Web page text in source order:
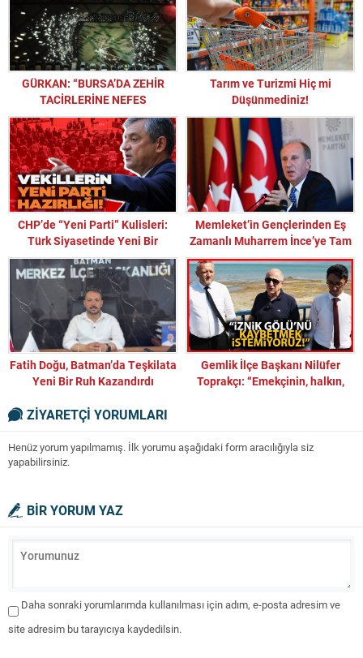
GÜRKAN: “BURSA’DA ZEHİR
TACİRLERİNE NEFES
ALDIRILMIYOR”
Tarım ve Turizmi Hiç mi
Düşünmediniz!
CHP’de “Yeni Parti” Kulisleri:
Türk Siyasetinde Yeni Bir
Ayrışma mı, Eski Bir Senaryo
mu?
Memleket’in Gençlerinden Eş
Zamanlı Muharrem İnce’ye Tam
Destek!
Fatih Doğu, Batman’da Teşkilata
Yeni Bir Ruh Kazandırdı
Gemlik İlçe Başkanı Nilüfer
Toprakçı: “Emekçinin, halkın,
ZİYARETÇİ YORUMLARI
Henüz yorum yapılmamış. İlk yorumu aşağıdaki form aracılığıyla siz
yapabilirsiniz.
BİR YORUM YAZ
Daha sonraki yorumlarımda kullanılması için adım, e-posta adresim ve
site adresim bu tarayıcıya kaydedilsin.